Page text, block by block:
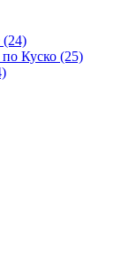
(24)
по Куско (25)